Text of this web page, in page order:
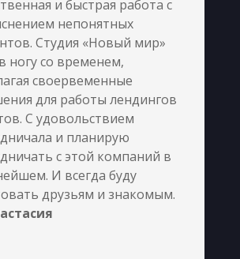
и быстрая работа с
непонятных
Студия «Новый мир»
ногу со временем,
своервеменные
для работы лендингов
С удовольствием
и планирую
с этой компаний в
И всегда буду
друзьям и знакомым.